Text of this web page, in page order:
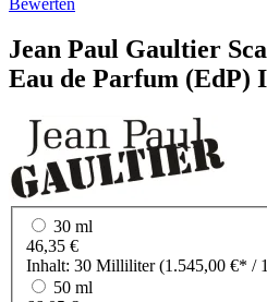
Jean Paul Gaultier
Eau de Parfum (EdP)
30 ml
46,35 €
Inhalt: 30 Milliliter(1.545,00 €* /
50 ml